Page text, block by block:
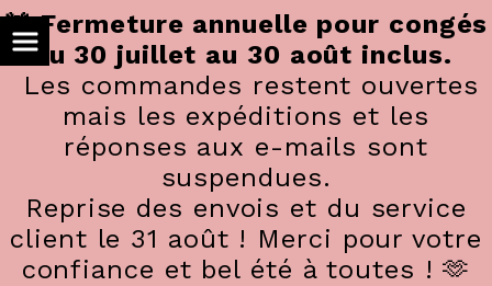
🚨 Fermeture annuelle pour congés
du 30 juillet au 30 août inclus.
Les commandes restent ouvertes
mais les expéditions et les
réponses aux e-mails sont
suspendues.
Reprise des envois et du service
client le 31 août ! Merci pour votre
confiance et bel été à toutes ! 🫶